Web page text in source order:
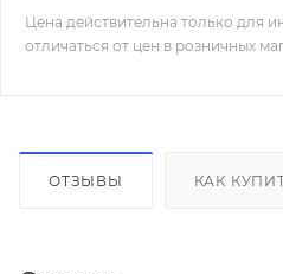
Цена действительна только для
отличаться от цен в розничных
ОТЗЫВЫ КАК